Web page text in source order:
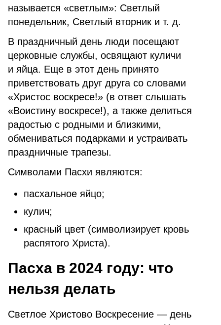
называется «светлым»: Светлый
понедельник, Светлый вторник и т. д.
В праздничный день люди посещают
церковные службы, освящают куличи
и яйца. Еще в этот день принято
приветствовать друг друга со словами
«Христос воскресе!» (в ответ слышать
«Воистину воскресе!), а также делиться
радостью с родными и близкими,
обмениваться подарками и устраивать
праздничные трапезы.
Символами Пасхи являются:
пасхальное яйцо;
кулич;
красный цвет (символизирует кровь
распятого Христа).
Пасха в 2024 году: что
нельзя делать
Светлое Христово Воскресение — день